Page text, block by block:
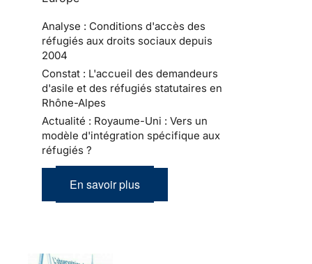
Analyse : Conditions d'accès des
réfugiés aux droits sociaux depuis
2004
Constat : L'accueil des demandeurs
d'asile et des réfugiés statutaires en
Rhône-Alpes
Actualité : Royaume-Uni : Vers un
modèle d'intégration spécifique aux
réfugiés ?
En savoir plus